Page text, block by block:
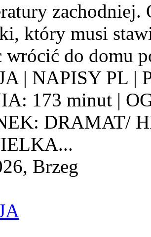
zachodniej.
który musi
wrócić do
| NAPISY PL |
173 minut |
DRAMAT/
Brzeg